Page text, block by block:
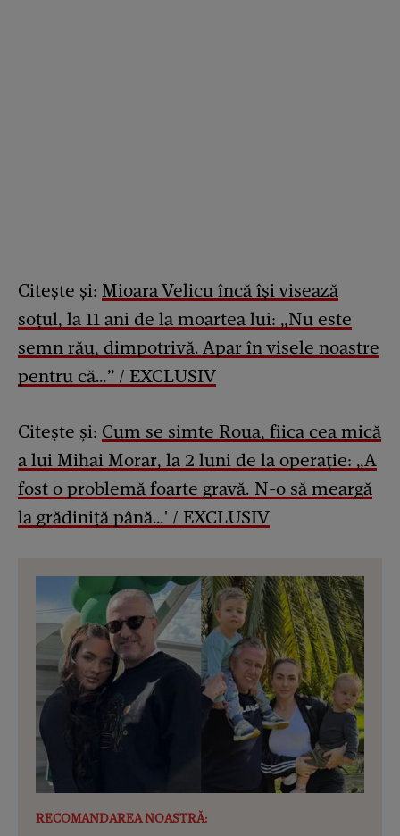
Citește și: Mioara Velicu încă își visează
soțul, la 11 ani de la moartea lui: „Nu este
semn rău, dimpotrivă. Apar în visele noastre
pentru că…” / EXCLUSIV
Citește și: Cum se simte Roua, fiica cea mică
a lui Mihai Morar, la 2 luni de la operație: „A
fost o problemă foarte gravă. N-o să meargă
la grădiniță până…' / EXCLUSIV
RECOMANDAREA NOASTRĂ: